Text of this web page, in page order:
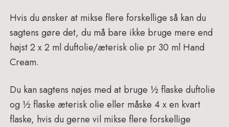
Hvis du ønsker at mikse flere forskellige så kan du
sagtens gøre det, du må bare ikke bruge mere end
højst 2 x 2 ml duftolie/æterisk olie pr 30 ml Hand
Cream.
Du kan sagtens nøjes med at bruge ½ flaske duftolie
og ½ flaske æterisk olie eller måske 4 x en kvart
flaske, hvis du gerne vil mikse flere forskellige